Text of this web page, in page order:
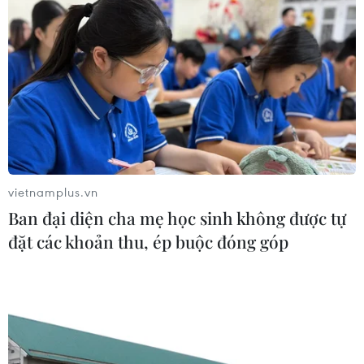
Dự án mở rộng đường Nguyễn Tuân
tăng kết nối khu vực phía Tây Nam
Hà Nội
06/08/2026 08:19
Đắk Lắk: Điều tra, khắc phục sự cố
nhiều phương tiện thủng lốp trên
06/08/2026 07:14
Đại biểu Quốc hội băn khoăn khả
06/08/2026 07:00
vietnamplus.vn
Ban đại diện cha mẹ học sinh không được tự
đặt các khoản thu, ép buộc đóng góp